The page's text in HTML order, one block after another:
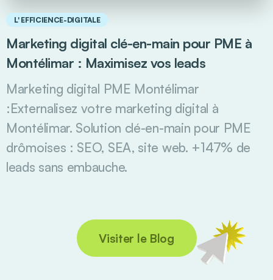
L' EFFICIENCE-DIGITALE
Marketing digital clé-en-main pour PME à
Montélimar : Maximisez vos leads
Marketing digital PME Montélimar
:Externalisez votre marketing digital à
Montélimar. Solution clé-en-main pour PME
drômoises : SEO, SEA, site web. +147% de
leads sans embauche.
Visiter le Blog